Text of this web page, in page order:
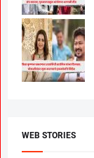
WEB STORIES